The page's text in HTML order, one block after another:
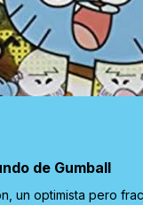
de Gumball
un optimista pero